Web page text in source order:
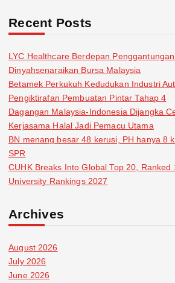
Recent Posts
LYC Healthcare Berdepan
Dinyahsenaraikan Bursa Malaysia
Betamek Perkukuh Kedudukan Industri
Pengiktirafan Pembuatan Pintar Tahap 4
Dagangan Malaysia-Indonesia Dijangka
Kerjasama Halal Jadi Pemacu Utama
BN menang besar 48 kerusi, PH hanya 8
SPR
CUHK Breaks Into Global Top 20, Ranked
University Rankings 2027
Archives
August 2026
July 2026
June 2026